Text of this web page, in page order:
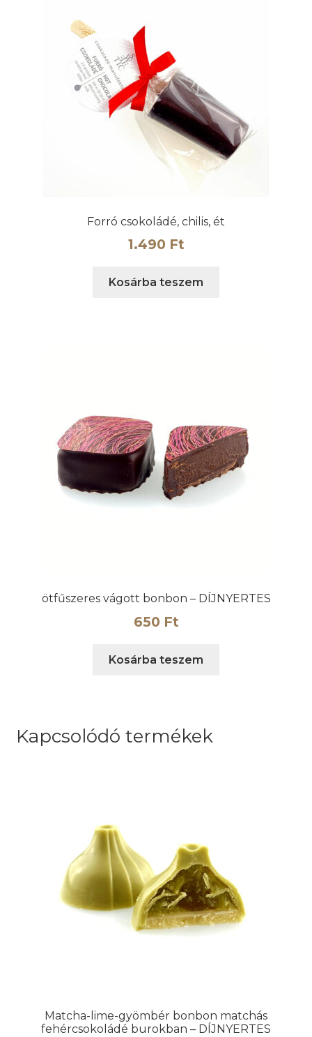
Forró csokoládé, chilis, ét
1.490 Ft
Kosárba teszem
ötfűszeres vágott bonbon – DÍJNYERTES
650 Ft
Kosárba teszem
Kapcsolódó termékek
Matcha-lime-gyömbér bonbon matchás
fehércsokoládé burokban – DÍJNYERTES